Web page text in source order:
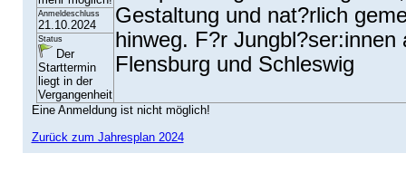
Gestaltung und nat?rlich
hinweg. F?r
Flensburg und Schleswig
Anmeldeschluss
21.10.2024
Status
Der
Starttermin
liegt in der
Vergangenheit
Eine Anmeldung ist nicht möglich!
Zurück zum Jahresplan 2024